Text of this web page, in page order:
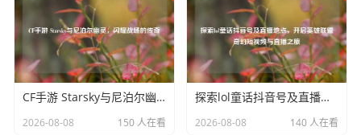
CF手游 Starsky与尼泊尔幽灵，闪耀战场的传奇
2026-08-08 150 人在看
探索lol童话抖音号及直播地点，开启英雄联盟奇幻短视频与直播之旅
2026-08-08 140 人在看